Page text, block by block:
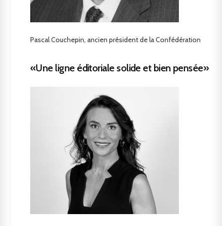
Pascal Couchepin, ancien président de la Confédération
«Une ligne éditoriale solide et bien pensée»